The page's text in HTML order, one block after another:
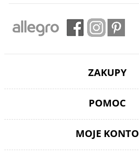
ZAKUPY
POMOC
MOJE KONTO